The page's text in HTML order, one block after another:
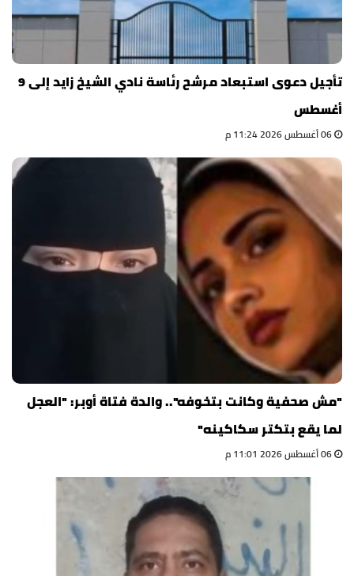
تأجيل دعوى استبعاد مرشح رئاسة نادي الشيخ زايد إلى 9
أغسطس
"مش صحفية وكانت بتخوفه".. والدة فتاة أوبر: "العجل
لما يقع بتكتر سكاكينه"